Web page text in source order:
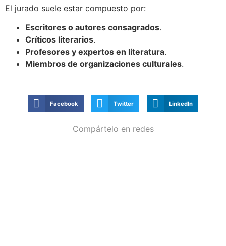
El jurado suele estar compuesto por:
Escritores o autores consagrados.
Críticos literarios.
Profesores y expertos en literatura.
Miembros de organizaciones culturales.
Facebook Twitter LinkedIn
Compártelo en redes